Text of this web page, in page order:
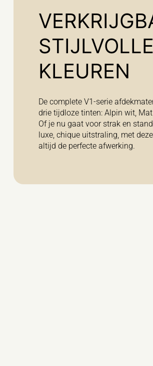
STIJLVOLLE
KLEUREN
De complete V1-serie
drie tijdloze tinten: Alpin wit,
Of je nu gaat voor strak en
luxe, chique uitstraling, met
altijd de perfecte afwerking.